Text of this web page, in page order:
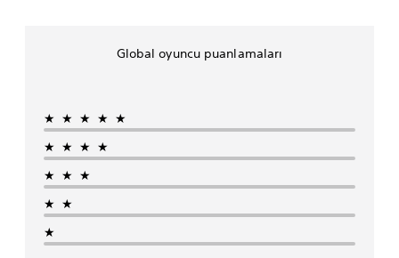
Global oyuncu puanlamaları
★★★★★
★★★★
★★★
★★
★